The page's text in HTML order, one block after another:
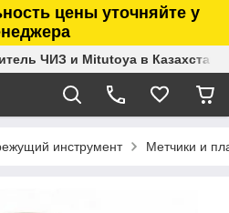
цены уточняйте у
ЧИЗ и Mitutoya в Казахстане
инструмент Метчики и